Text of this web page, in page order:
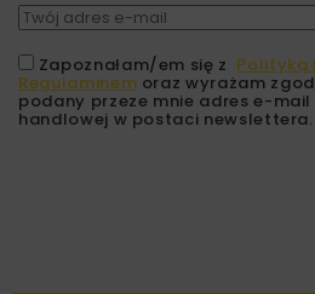
Zapoznałam/em się z Polityką
Regulaminem oraz wyrażam
podany przeze mnie adres e-
handlowej w postaci newslettera.